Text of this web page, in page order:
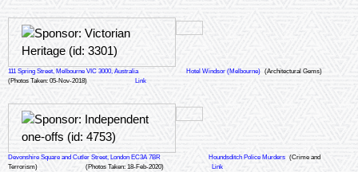
111 Spring Street, Melbourne VIC 3000, Australia Hotel Windsor (Melbourne) (Architectural Gems)
(Photos Taken: 05-Nov-2018)
Link
Devonshire Square and Cutler Street, London EC3A 7BR Houndsditch Police Murders (Crime and
Terrorism)
(Photos Taken: 18-Feb-2020) Link